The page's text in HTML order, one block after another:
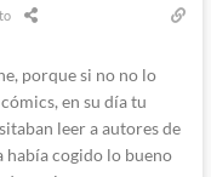
porque si no no lo
en su día tu
leer a autores de
había cogido lo bueno